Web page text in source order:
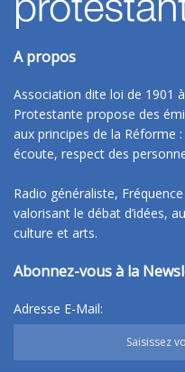
A propos
Association dite loi de 1901
Protestante propose des
aux principes de la Réforme
écoute, respect des
Radio généraliste,
valorisant le débat d’idées,
culture et arts.
Abonnez-vous à la
Adresse E-Mail: